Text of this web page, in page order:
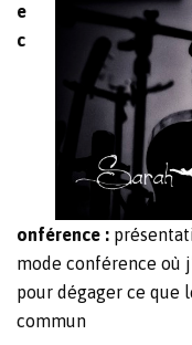
e
c
onférence :
mode conférence où
pour dégager ce que
commun